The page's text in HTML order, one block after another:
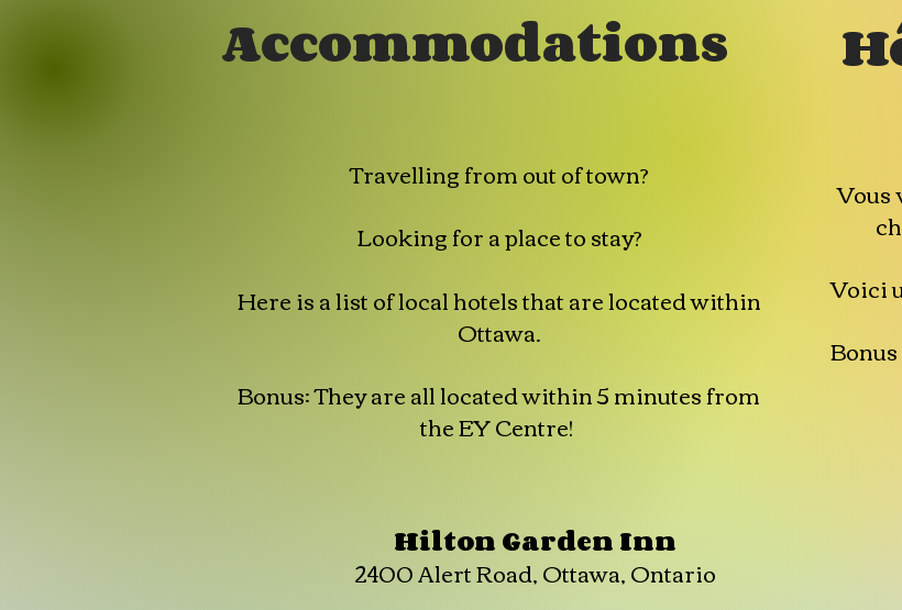
Accommodations
Travelling from out of town?
Looking for a place to stay?
Here is a list of local hotels that are located within
Ottawa.
Bonus: They are all located within 5 minutes from
the EY Centre!
Vous
Voici
Hilton Garden Inn
2400 Alert Road, Ottawa, Ontario